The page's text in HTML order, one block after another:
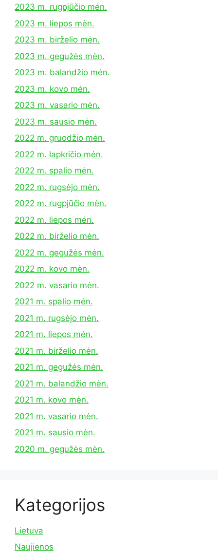
2023 m. rugpjūčio mėn.
2023 m. liepos mėn.
2023 m. birželio mėn.
2023 m. gegužės mėn.
2023 m. balandžio mėn.
2023 m. kovo mėn.
2023 m. vasario mėn.
2023 m. sausio mėn.
2022 m. gruodžio mėn.
2022 m. lapkričio mėn.
2022 m. spalio mėn.
2022 m. rugsėjo mėn.
2022 m. rugpjūčio mėn.
2022 m. liepos mėn.
2022 m. birželio mėn.
2022 m. gegužės mėn.
2022 m. kovo mėn.
2022 m. vasario mėn.
2021 m. spalio mėn.
2021 m. rugsėjo mėn.
2021 m. liepos mėn.
2021 m. birželio mėn.
2021 m. gegužės mėn.
2021 m. balandžio mėn.
2021 m. kovo mėn.
2021 m. vasario mėn.
2021 m. sausio mėn.
2020 m. gegužės mėn.
Kategorijos
Lietuva
Naujienos